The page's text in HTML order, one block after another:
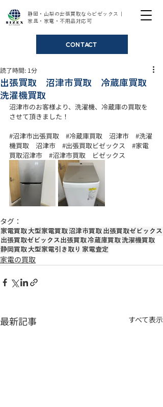
静岡・山梨の出張買取ならビゼックス｜
家具・家電・不用品対応可
CONTACT
出張買取 沼津市買取 冷蔵庫買取
洗濯機買取
読了時間: 1分
沼津市のお客様より、洗濯機、冷蔵庫の買取を
させて頂きました！
#沼津市出張買取
#冷蔵庫買取 沼津市 #洗濯
機買取 沼津市 #出張買取ビゼックス
#家電
買取沼津市
#沼津市買取 ビゼックス
タグ：
家電買取大型家電買取沼津市買取 出張買取ゼビックス
出張買取ゼビックス出張買取冷蔵庫買取洗濯機買取
静岡買取大型家電引き取り 家電査定
家電の買取
最新記事 すべて表示